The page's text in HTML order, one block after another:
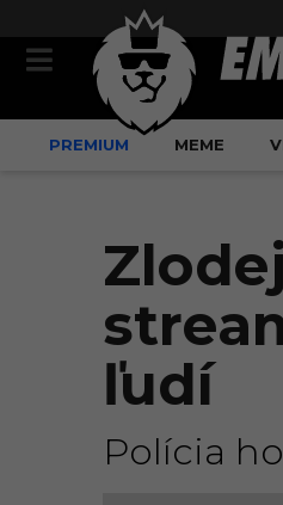
PREMIUM MEME
ľudí
Polícia